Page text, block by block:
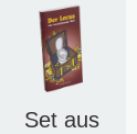
Set aus